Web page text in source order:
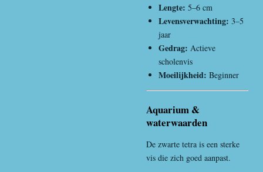
Lengte: 5–6 cm
Levensverwachting: 3–5
jaar
Gedrag: Actieve
scholenvis
Moeilijkheid: Beginner
Aquarium &
waterwaarden
De zwarte tetra is een sterke
vis die zich goed aanpast.